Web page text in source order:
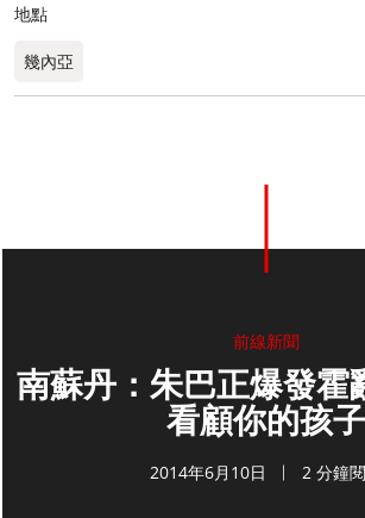
地點
幾內亞​
前線新聞
南蘇丹：朱巴正爆發霍
看顧你的孩子
2014年6月10日 2 分鐘